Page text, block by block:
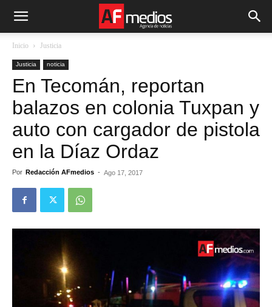
Inicio Justicia
Justicia noticia
En Tecomán, reportan
balazos en colonia Tuxpan y
auto con cargador de pistola
en la Díaz Ordaz
Por Redacción AFmedios - Ago 17, 2017